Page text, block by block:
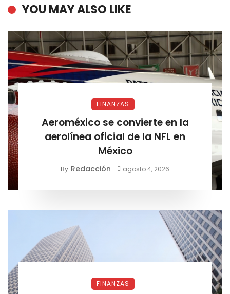
YOU MAY ALSO LIKE
FINANZAS
Aeroméxico se convierte en la
aerolínea oficial de la NFL en
México
By Redacción agosto 4, 2026
FINANZAS